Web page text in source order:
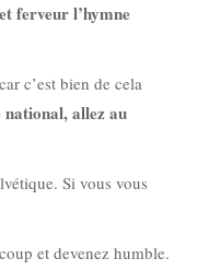
ferveur l’hymne
c’est bien de cela
allez au
Si vous vous
et devenez humble.